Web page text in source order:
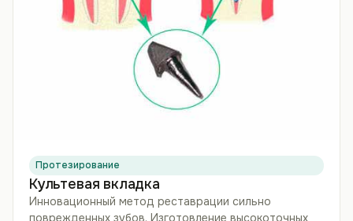
Протезирование
Культевая вкладка
Инновационный метод реставрации сильно
поврежденных зубов. Изготовление высокоточных